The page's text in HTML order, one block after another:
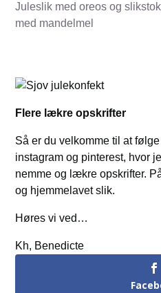
Juleslik med oreos og
med mandelmel
Flere lækre opskrifter
Så er du velkomme til at
instagram og pinterest, hvor
nemme og lækre opskrifter.
og hjemmelavet slik.
Høres vi ved…
Kh, Benedicte